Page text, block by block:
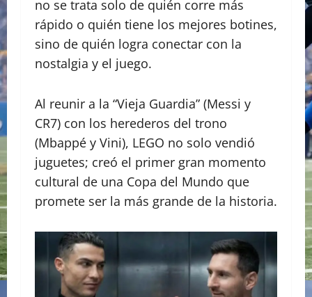
no se trata solo de quién corre más
rápido o quién tiene los mejores botines,
sino de quién logra conectar con la
nostalgia y el juego.
Al reunir a la “Vieja Guardia” (Messi y
CR7) con los herederos del trono
(Mbappé y Vini), LEGO no solo vendió
juguetes; creó el primer gran momento
cultural de una Copa del Mundo que
promete ser la más grande de la historia.